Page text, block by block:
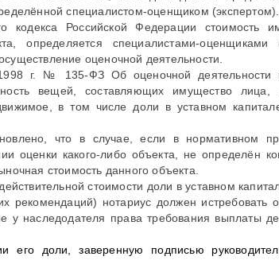
специалистом-оценщиком (экспертом).
кодекса Российской Федерации стоимость
определяется специалистами-оценщиками
оценочной деятельности.
г. № 135-ФЗ Об оценочной деятельности
вещей, составляющих имущество
в том числе доли в уставном
что в случае, если в нормативном
оценки какого-либо объекта, не определён
стоимость данного объекта.
стоимости доли в уставном
рекомендаций) нотариус должен истребовать
у наследодателя права требования выплаты
его доли, заверенную подписью